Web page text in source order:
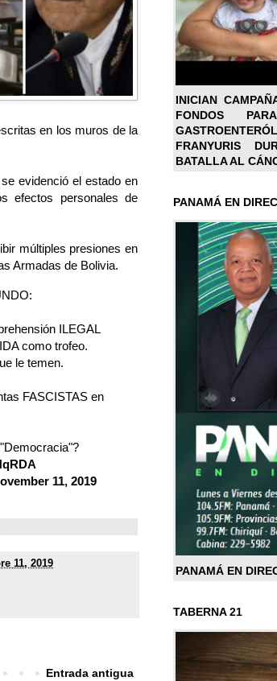
en los muros de la
evidenció el estado en
efectos personales de
múltiples presiones en
Armadas de Bolivia.
ILEGAL
como trofeo.
le temen.
FASCISTAS en
11, 2019
11, 2019
Entrada antigua
INICIAN
FONDOS
FRANYURIS
BATALLA AL
PANAMÁ EN
PANAMÁ EN
TABERNA 21